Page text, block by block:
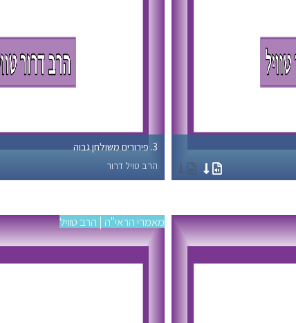
3. פירורים משולחן גבוה
הרב טויל דרור
מאמרי הראי"ה | הרב טוויל